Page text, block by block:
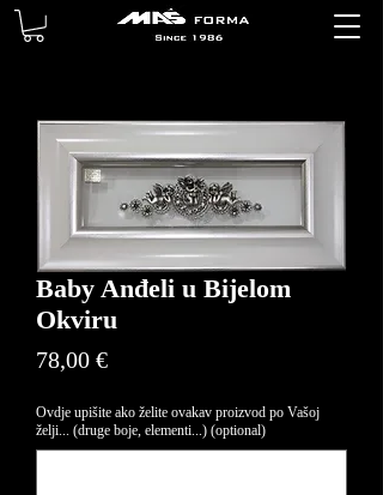
Baby Anđeli u Bijelom
Okviru
78,00 €Price
Ovdje upišite ako želite ovakav proizvod po Vašoj
želji... (druge boje, elementi...) (optional)